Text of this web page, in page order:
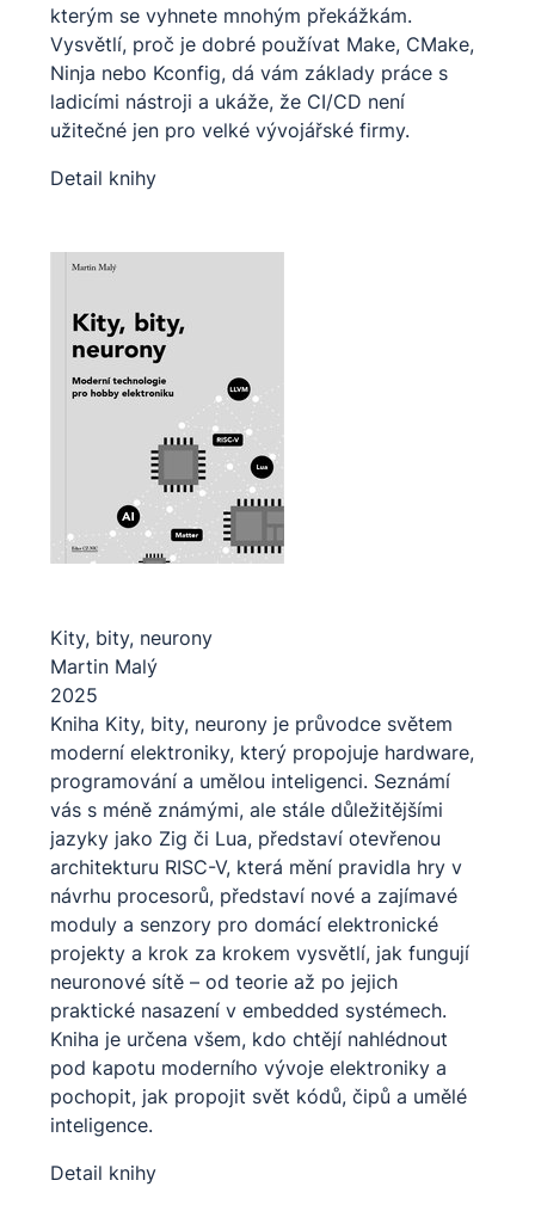
kterým se vyhnete mnohým překážkám.
Vysvětlí, proč je dobré používat Make, CMake,
Ninja nebo Kconfig, dá vám základy práce s
ladicími nástroji a ukáže, že CI/CD není
užitečné jen pro velké vývojářské firmy.
Detail knihy
Kity, bity, neurony
Martin Malý
2025
Kniha Kity, bity, neurony je průvodce světem
moderní elektroniky, který propojuje hardware,
programování a umělou inteligenci. Seznámí
vás s méně známými, ale stále důležitějšími
jazyky jako Zig či Lua, představí otevřenou
architekturu RISC-V, která mění pravidla hry v
návrhu procesorů, představí nové a zajímavé
moduly a senzory pro domácí elektronické
projekty a krok za krokem vysvětlí, jak fungují
neuronové sítě – od teorie až po jejich
praktické nasazení v embedded systémech.
Kniha je určena všem, kdo chtějí nahlédnout
pod kapotu moderního vývoje elektroniky a
pochopit, jak propojit svět kódů, čipů a umělé
inteligence.
Detail knihy